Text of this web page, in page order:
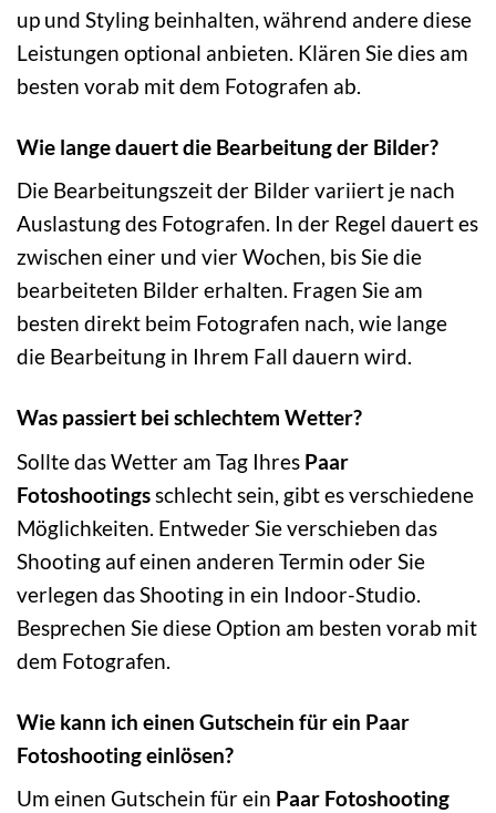
up und Styling beinhalten, während andere diese
Leistungen optional anbieten. Klären Sie dies am
besten vorab mit dem Fotografen ab.
Wie lange dauert die Bearbeitung der Bilder?
Die Bearbeitungszeit der Bilder variiert je nach
Auslastung des Fotografen. In der Regel dauert es
zwischen einer und vier Wochen, bis Sie die
bearbeiteten Bilder erhalten. Fragen Sie am
besten direkt beim Fotografen nach, wie lange
die Bearbeitung in Ihrem Fall dauern wird.
Was passiert bei schlechtem Wetter?
Sollte das Wetter am Tag Ihres Paar
Fotoshootingsschlecht sein, gibt es verschiedene
Möglichkeiten. Entweder Sie verschieben das
Shooting auf einen anderen Termin oder Sie
verlegen das Shooting in ein Indoor-Studio.
Besprechen Sie diese Option am besten vorab mit
dem Fotografen.
Wie kann ich einen Gutschein für ein Paar
Fotoshooting einlösen?
Um einen Gutschein für ein Paar Fotoshooting